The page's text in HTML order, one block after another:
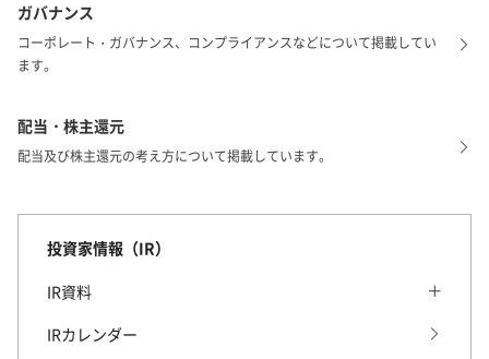
ガバナンス
コーポレート・ガバナンス、コンプライアンスなどについて掲載してい
ます。
配当・株主還元
配当及び株主還元の考え方について掲載しています。
投資家情報（IR）
IR資料
IR資料 トップ
IRカレンダー